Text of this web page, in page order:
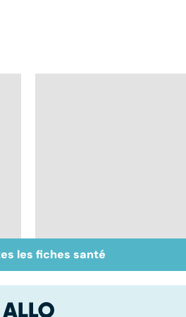
Le magnésium, un
oligo-élément vital
les fiches santé